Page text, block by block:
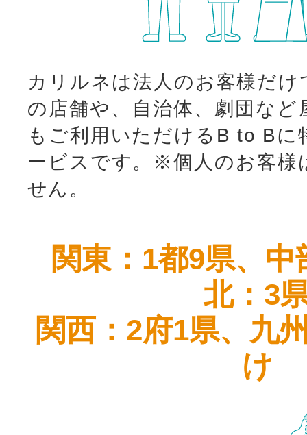
カリルネは法人のお客様だ
の店舗や、自治体、劇団な
もご利用いただけるB to Bに
ービスです。
※個人のお客様
せん。
関東：1都9県、
北：3
関西：2府1県、九
け